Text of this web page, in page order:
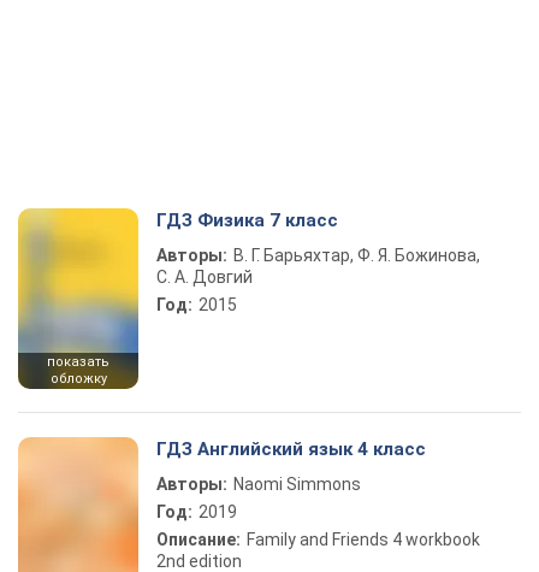
показать
обложку
ГДЗ Физика 7 класс
Авторы: В. Г. Барьяхтар, Ф. Я. Божинова,
С. А. Довгий
Год: 2015
ГДЗ Английский язык 4 класс
Авторы: Naomi Simmons
Год: 2019
Описание: Family and Friends 4 workbook
2nd edition